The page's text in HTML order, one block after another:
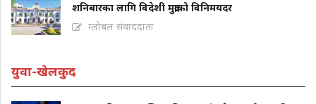
शनिबारका लागि विदेशी मुद्राको विनिमयदर
ग्लोबल संवाददाता
युवा-खेलकुद